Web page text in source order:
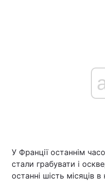
У Франції останнім
стали грабувати і
останні шість місяців в